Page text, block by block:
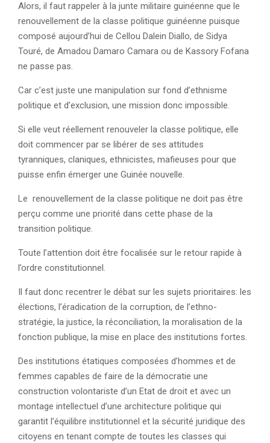
Alors, il faut rappeler à la junte militaire guinéenne que le
renouvellement de la classe politique guinéenne puisque
composé aujourd’hui de Cellou Dalein Diallo, de Sidya
Touré, de Amadou Damaro Camara ou de Kassory Fofana
ne passe pas.
Car c’est juste une manipulation sur fond d’ethnisme
politique et d’exclusion, une mission donc impossible.
Si elle veut réellement renouveler la classe politique, elle
doit commencer par se libérer de ses attitudes
tyranniques, claniques, ethnicistes, mafieuses pour que
puisse enfin émerger une Guinée nouvelle.
Le renouvellement de la classe politique ne doit pas être
perçu comme une priorité dans cette phase de la
transition politique.
Toute l’attention doit être focalisée sur le retour rapide à
l’ordre constitutionnel.
Il faut donc recentrer le débat sur les sujets prioritaires: les
élections, l’éradication de la corruption, de l’ethno-
stratégie, la justice, la réconciliation, la moralisation de la
fonction publique, la mise en place des institutions fortes.
Des institutions étatiques composées d’hommes et de
femmes capables de faire de la démocratie une
construction volontariste d’un Etat de droit et avec un
montage intellectuel d’une architecture politique qui
garantit l’équilibre institutionnel et la sécurité juridique des
citoyens en tenant compte de toutes les classes qui